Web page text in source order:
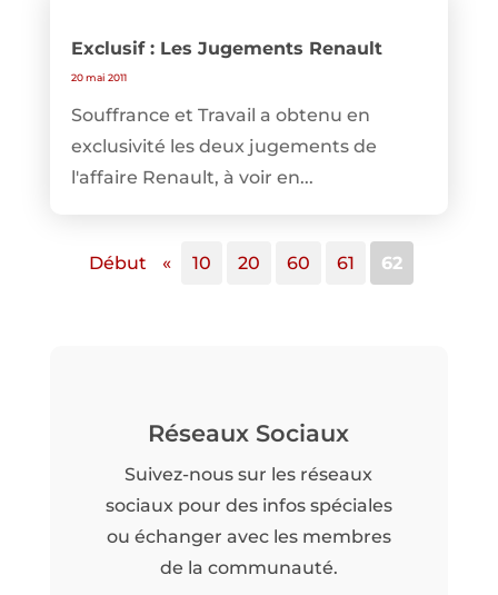
Exclusif : Les Jugements Renault
20 mai 2011
Souffrance et Travail a obtenu en
exclusivité les deux jugements de
l'affaire Renault, à voir en...
Début « 10 20 60 61 62
Réseaux Sociaux
Suivez-nous sur les réseaux
sociaux pour des infos spéciales
ou échanger avec les membres
de la communauté.